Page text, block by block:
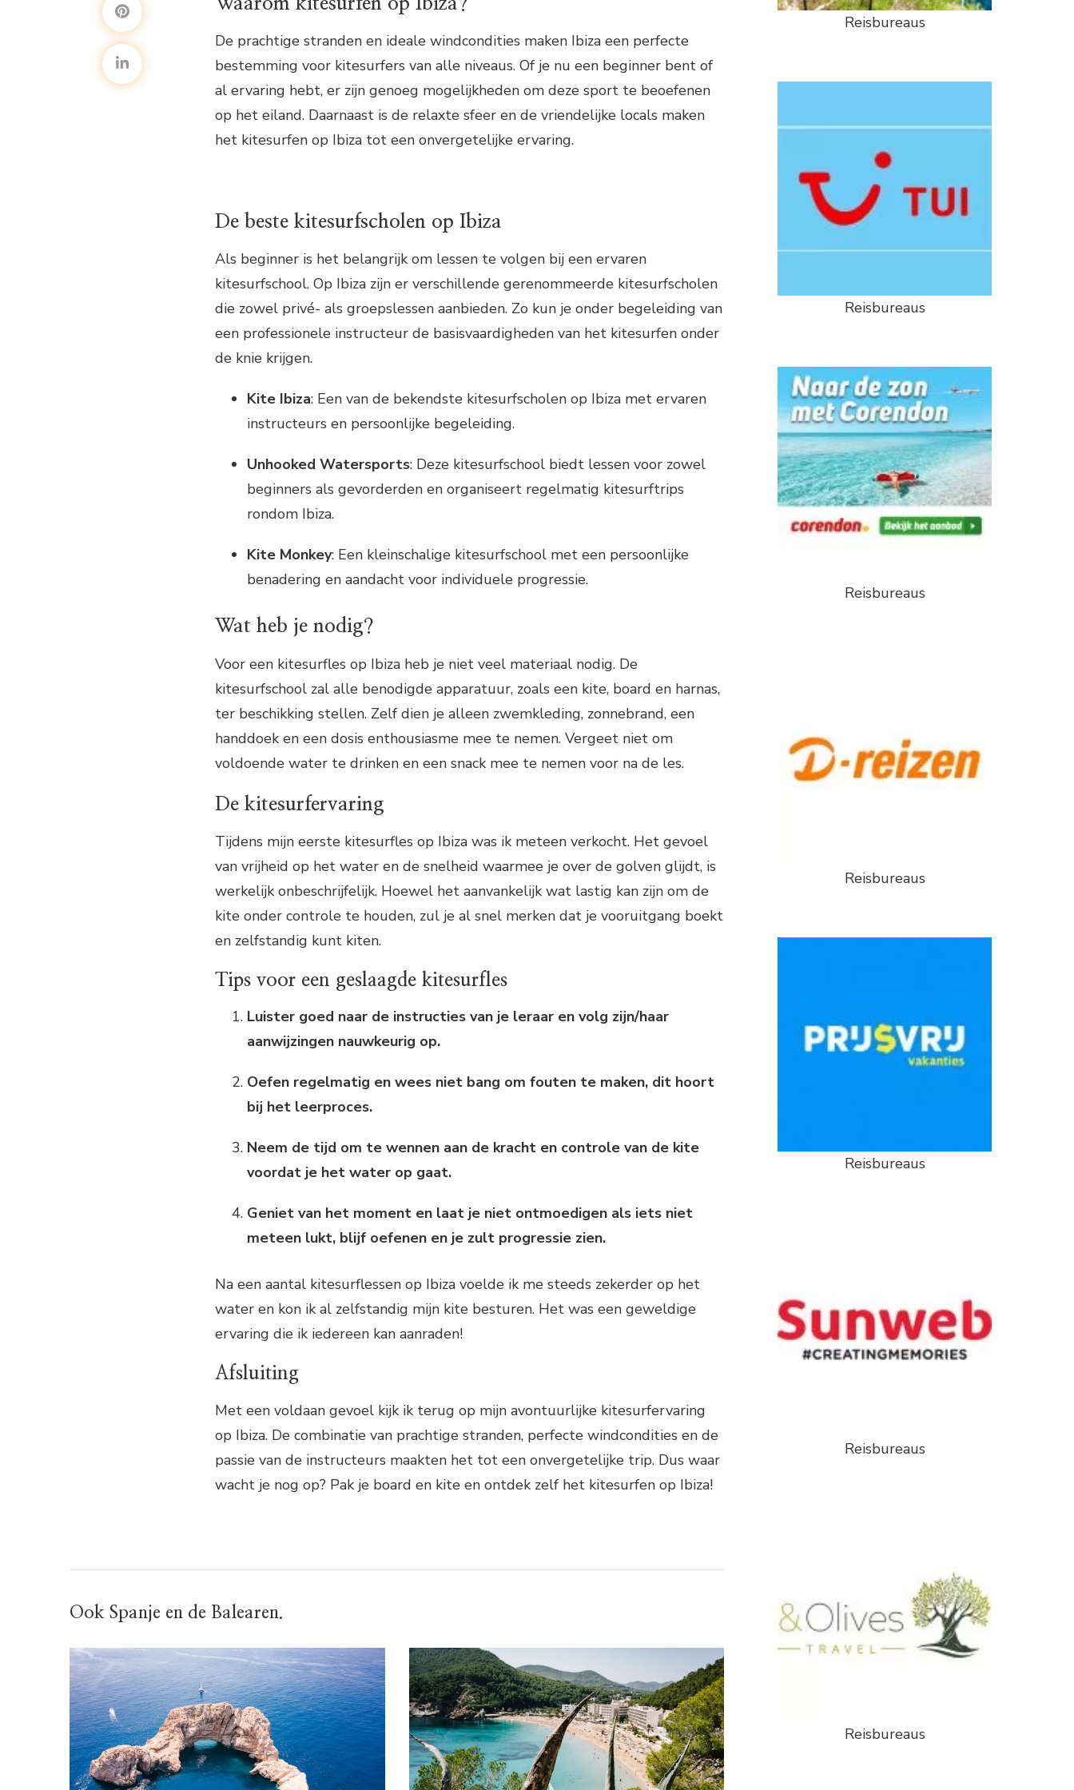
De prachtige stranden en ideale windcondities maken Ibiza een perfecte
bestemming voor kitesurfers van alle niveaus. Of je nu een beginner bent of
al ervaring hebt, er zijn genoeg mogelijkheden om deze sport te beoefenen
op het eiland. Daarnaast is de relaxte sfeer en de vriendelijke locals maken
het kitesurfen op Ibiza tot een onvergetelijke ervaring.
De beste kitesurfscholen op Ibiza
Als beginner is het belangrijk om lessen te volgen bij een ervaren
kitesurfschool. Op Ibiza zijn er verschillende gerenommeerde kitesurfscholen
die zowel privé- als groepslessen aanbieden. Zo kun je onder begeleiding van
een professionele instructeur de basisvaardigheden van het kitesurfen onder
de knie krijgen.
Kite Ibiza: Een van de bekendste kitesurfscholen op Ibiza met ervaren
instructeurs en persoonlijke begeleiding.
Unhooked Watersports: Deze kitesurfschool biedt lessen voor zowel
beginners als gevorderden en organiseert regelmatig kitesurftrips
rondom Ibiza.
Kite Monkey: Een kleinschalige kitesurfschool met een persoonlijke
benadering en aandacht voor individuele progressie.
Wat heb je nodig?
Voor een kitesurfles op Ibiza heb je niet veel materiaal nodig. De
kitesurfschool zal alle benodigde apparatuur, zoals een kite, board en harnas,
ter beschikking stellen. Zelf dien je alleen zwemkleding, zonnebrand, een
handdoek en een dosis enthousiasme mee te nemen. Vergeet niet om
voldoende water te drinken en een snack mee te nemen voor na de les.
De kitesurfervaring
Tijdens mijn eerste kitesurfles op Ibiza was ik meteen verkocht. Het gevoel
van vrijheid op het water en de snelheid waarmee je over de golven glijdt, is
werkelijk onbeschrijfelijk. Hoewel het aanvankelijk wat lastig kan zijn om de
kite onder controle te houden, zul je al snel merken dat je vooruitgang boekt
en zelfstandig kunt kiten.
Tips voor een geslaagde kitesurfles
Luister goed naar de instructies van je leraar en volg zijn/haar
aanwijzingen nauwkeurig op.
Oefen regelmatig en wees niet bang om fouten te maken, dit hoort
bij het leerproces.
Neem de tijd om te wennen aan de kracht en controle van de kite
voordat je het water op gaat.
Geniet van het moment en laat je niet ontmoedigen als iets niet
meteen lukt, blijf oefenen en je zult progressie zien.
Na een aantal kitesurflessen op Ibiza voelde ik me steeds zekerder op het
water en kon ik al zelfstandig mijn kite besturen. Het was een geweldige
ervaring die ik iedereen kan aanraden!
Afsluiting
Met een voldaan gevoel kijk ik terug op mijn avontuurlijke kitesurfervaring
op Ibiza. De combinatie van prachtige stranden, perfecte windcondities en de
passie van de instructeurs maakten het tot een onvergetelijke trip. Dus waar
wacht je nog op? Pak je board en kite en ontdek zelf het kitesurfen op Ibiza!
Ook Spanje en de Balearen.
Reisbureaus
Reisbureaus
Reisbureaus
Reisbureaus
Reisbureaus
Reisbureaus
Reisbureaus